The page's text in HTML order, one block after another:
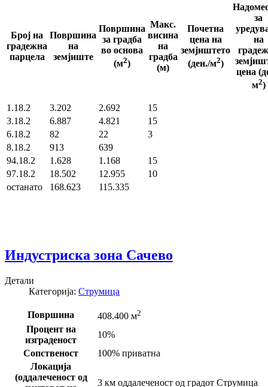
Број на
градежна
парцела
Површина
на
земјиште
Површина
за градба
во основа
(м2)
Макс.
висина
на
градба
(м)
Почетна
цена на
земјиштето
(ден./м2)
за
на
цена
м2)
1.18.2 3.202 2.692
15
3.18.2
6.887 4.821
15
6.18.2
82 22
3
8.18.2
913
639
94.18.2
1.628 1.168
15
97.18.2
18.502 12.955
10
останато
168.623 115.335
Индустриска зона Сачево
Детали
Категорија: Струмица
Површина 408.400 м2
Процент на
изграденост
10%
Сопственост
100% приватна
Локација
(оддалеченост од
3 км оддалеченост од градот Струмица